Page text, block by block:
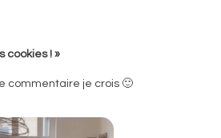
cookies ! »
commentaire je crois 🙂